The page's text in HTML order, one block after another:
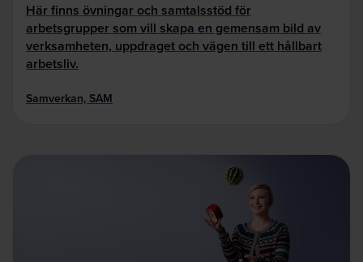
Här finns övningar och samtalsstöd för
arbetsgrupper som vill skapa en gemensam bild av
verksamheten, uppdraget och vägen till ett hållbart
arbetsliv.
Samverkan, SAM